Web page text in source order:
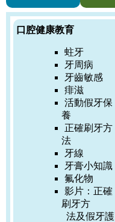
口腔健康教育
蛀牙
牙周病
牙齒敏感
痱滋
活動假牙保
養
正確刷牙方
法
牙線
牙膏小知識
氟化物
影片： 正確
刷牙方
法及假牙護